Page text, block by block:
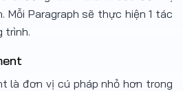
Mỗi Paragraph sẽ thực hiện 1 tác
trình.
là đơn vị cú pháp nhỏ hơn trong